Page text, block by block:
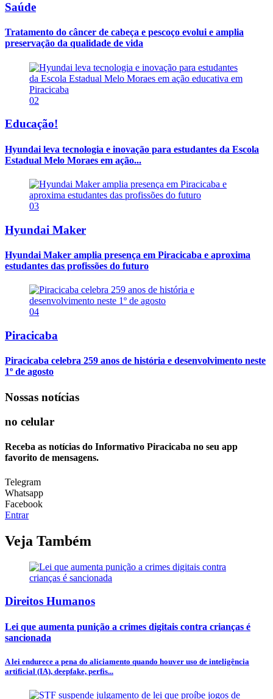
Saúde
Tratamento do câncer de cabeça e pescoço evolui e amplia
preservação da qualidade de vida
02
Educação!
Hyundai leva tecnologia e inovação para estudantes da Escola
Estadual Melo Moraes em ação...
03
Hyundai Maker
Hyundai Maker amplia presença em Piracicaba e aproxima
estudantes das profissões do futuro
04
Piracicaba
Piracicaba celebra 259 anos de história e desenvolvimento neste
1º de agosto
Nossas notícias
no celular
Receba as notícias do Informativo Piracicaba no seu app
favorito de mensagens.
Telegram
Whatsapp
Facebook
Entrar
Veja Também
Direitos Humanos
Lei que aumenta punição a crimes digitais contra crianças é
sancionada
A lei endurece a pena do aliciamento quando houver uso de inteligência
artificial (IA), deepfake, perfis...